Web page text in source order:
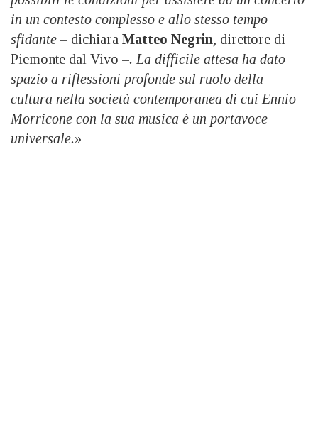
in un contesto complesso e allo stesso tempo
sfidante – dichiara Matteo Negrin, direttore di
Piemonte dal Vivo –. La difficile attesa ha dato
spazio a riflessioni profonde sul ruolo della
cultura nella società contemporanea di cui Ennio
Morricone con la sua musica è un portavoce
universale.»